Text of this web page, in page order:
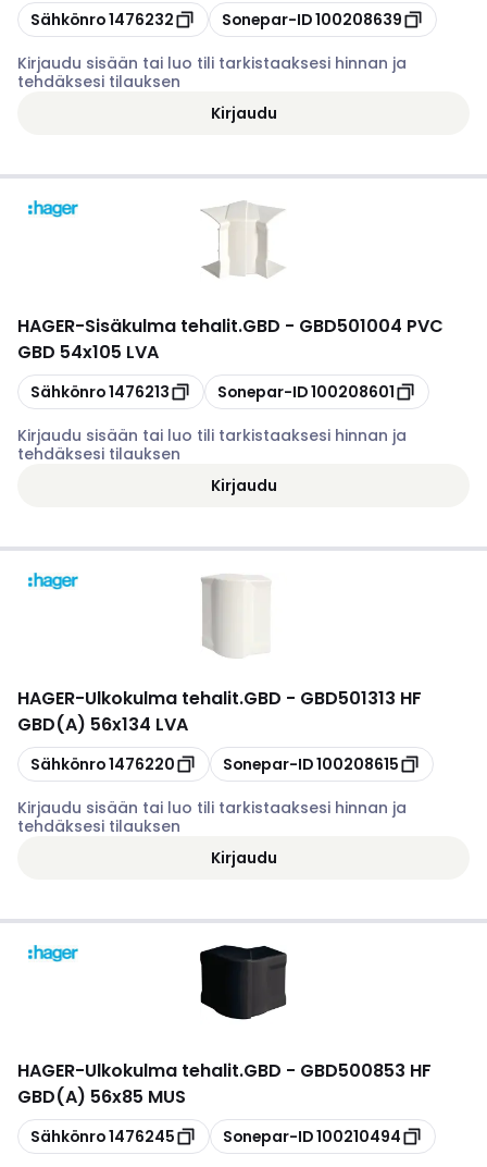
Kopioi
Sähkönro1476232 Kopioi
Sonepar-ID100208639
Kirjaudu sisään tai luo tili tarkistaaksesi hinnan ja
tehdäksesi tilauksen
Kirjaudu
HAGER-Sisäkulma tehalit.GBD - GBD501004 PVC
GBD 54x105 LVA
Kopioi
Sähkönro1476213 Kopioi
Sonepar-ID100208601
Kirjaudu sisään tai luo tili tarkistaaksesi hinnan ja
tehdäksesi tilauksen
Kirjaudu
HAGER-Ulkokulma tehalit.GBD - GBD501313 HF
GBD(A) 56x134 LVA
Kopioi
Sähkönro1476220 Kopioi
Sonepar-ID100208615
Kirjaudu sisään tai luo tili tarkistaaksesi hinnan ja
tehdäksesi tilauksen
Kirjaudu
HAGER-Ulkokulma tehalit.GBD - GBD500853 HF
GBD(A) 56x85 MUS
Kopioi
Sähkönro1476245 Kopioi
Sonepar-ID100210494